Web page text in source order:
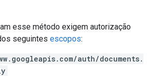
esse método exigem autorização
seguintes escopos:
auth/documents.